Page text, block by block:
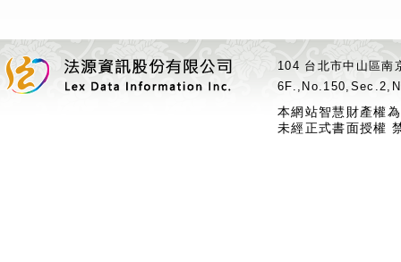
104 台北市中山區
本網站智慧財產權
未經正式書面授權